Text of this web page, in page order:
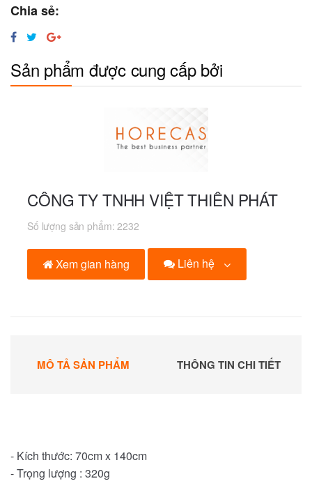
Chia sẻ:
Sản phẩm được cung cấp bởi
CÔNG TY TNHH VIỆT THIÊN PHÁT
Số lượng sản phẩm:2232
Xem gian hàng Liên hệ
MÔ TẢ SẢN PHẨM THÔNG TIN CHI TIẾT
- Kích thước: 70cm x 140cm
- Trọng lượng : 320g